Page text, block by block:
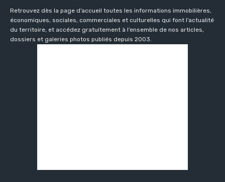
Retrouvez dès la page d’accueil toutes les informations immobilières,
économiques, sociales, commerciales et culturelles qui font l’actualité
du territoire, et accédez gratuitement à l’ensemble de nos articles,
dossiers et galeries photos publiés depuis 2003.